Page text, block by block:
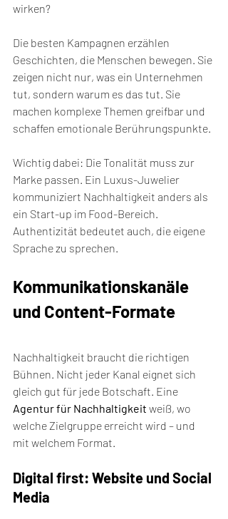
wirken?
Die besten Kampagnen erzählen
Geschichten, die Menschen bewegen. Sie
zeigen nicht nur, was ein Unternehmen
tut, sondern warum es das tut. Sie
machen komplexe Themen greifbar und
schaffen emotionale Berührungspunkte.
Wichtig dabei: Die Tonalität muss zur
Marke passen. Ein Luxus-Juwelier
kommuniziert Nachhaltigkeit anders als
ein Start-up im Food-Bereich.
Authentizität bedeutet auch, die eigene
Sprache zu sprechen.
Kommunikationskanäle
und Content-Formate
Nachhaltigkeit braucht die richtigen
Bühnen. Nicht jeder Kanal eignet sich
gleich gut für jede Botschaft. Eine
Agentur für Nachhaltigkeit weiß, wo
welche Zielgruppe erreicht wird – und
mit welchem Format.
Digital first: Website und Social
Media